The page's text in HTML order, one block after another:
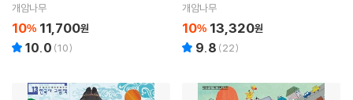
개암나무
10% 11,700원
10.0 (10)
개암나무
10% 13,320원
9.8 (22)